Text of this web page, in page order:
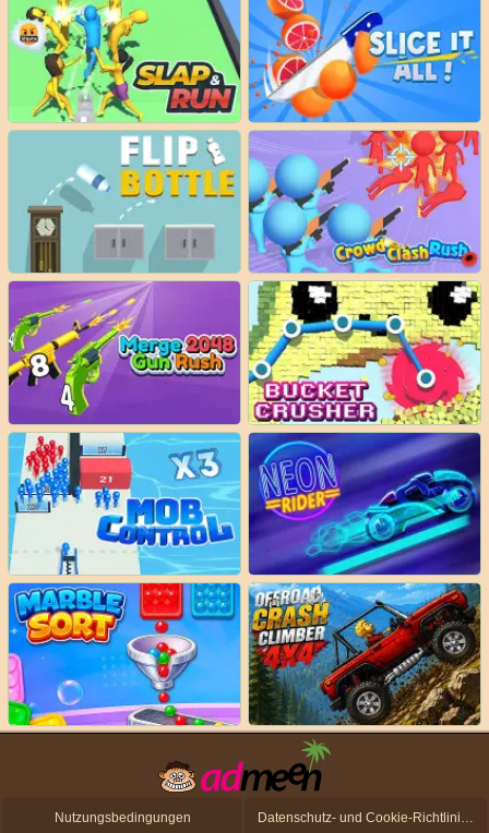
Nutzungsbedingungen Datenschutz- und Cookie-Richtlinien